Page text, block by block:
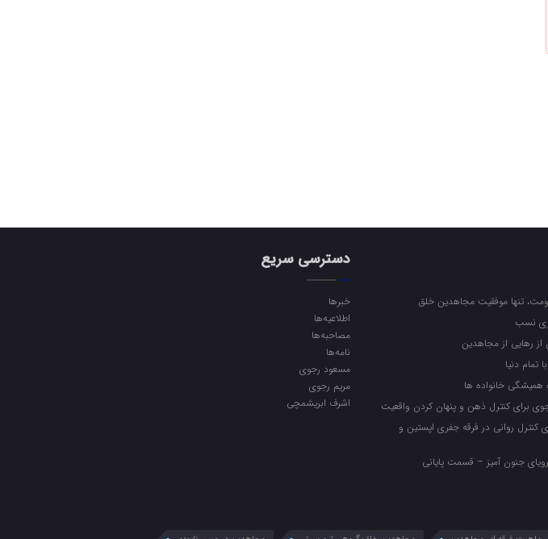
تنها موفقیت مجاهدین خلق
نسب
رهایی از مجاهدین
تمام دنیا
همیشگی خانواده ها
رجوی برای کنترل ذهن و پنهان کردن واقعیت
کنترل روانی در فرقه جفری اپستین و
جنون آمیز – قسمت پایانی
دسترسی سریع
خبرها
اطلاعیه‌ها
مصاحبه‌ها
نامه‌ها
مسعود رجوی
مریم رجوی
اشرف ابریشمچی